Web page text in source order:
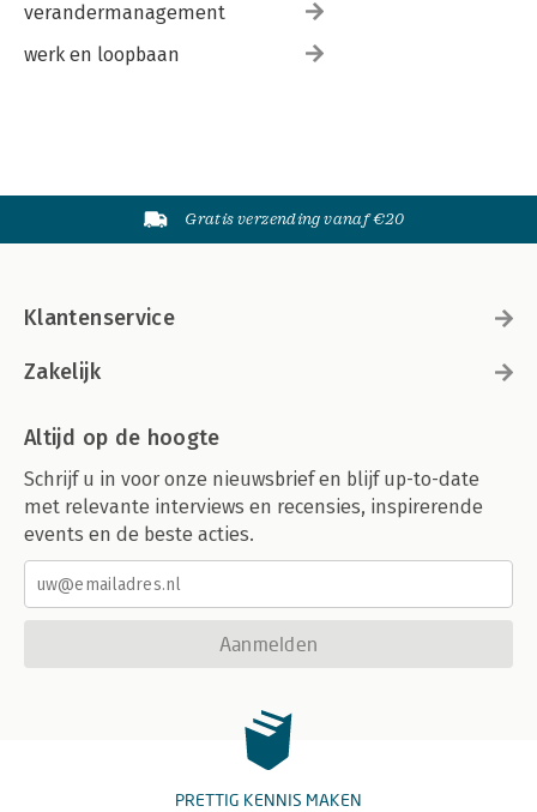
verandermanagement
werk en loopbaan
Gratis verzending vanaf €20
Klantenservice
Zakelijk
Altijd op de hoogte
Schrijf u in voor onze nieuwsbrief en blijf up-to-date
met relevante interviews en recensies, inspirerende
events en de beste acties.
Aanmelden
PRETTIG KENNIS MAKEN